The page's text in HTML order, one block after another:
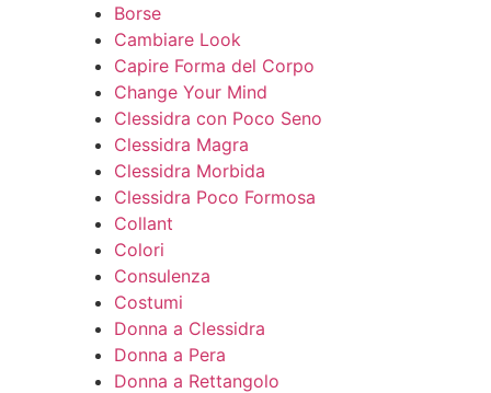
Borse
Cambiare Look
Capire Forma del Corpo
Change Your Mind
Clessidra con Poco Seno
Clessidra Magra
Clessidra Morbida
Clessidra Poco Formosa
Collant
Colori
Consulenza
Costumi
Donna a Clessidra
Donna a Pera
Donna a Rettangolo